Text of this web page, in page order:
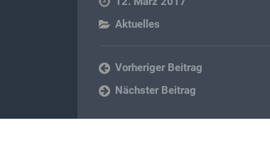
Aktuelles
Vorheriger Beitrag
Nächster Beitrag